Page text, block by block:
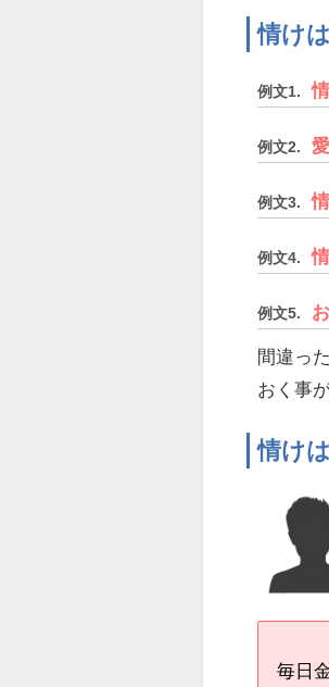
情け
例文1.
例文2.
例文3.
例文4.
例文5.
間違っ
おく事
情け
毎日